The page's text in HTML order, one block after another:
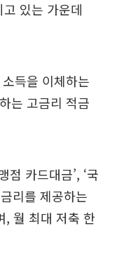
있는 가운데
득을 이체하는
는 고금리 적금
점 카드대금’, ‘국
리를 제공하는
, 월 최대 저축 한